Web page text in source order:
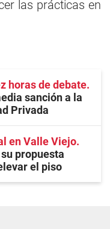
las prácticas en
horas de debate
sanción a la
Privada
en Valle Viejo
propuesta
el piso